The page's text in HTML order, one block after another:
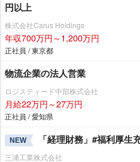
円以上
株式会社Carus Holdings
年収700万円～1,200万円
正社員 / 東京都
物流企業の法人営業
ロジスティード中部株式会社
月給22万円～27万円
正社員 / 愛知県
NEW 「経理財務」#福利厚生
三浦工業株式会社